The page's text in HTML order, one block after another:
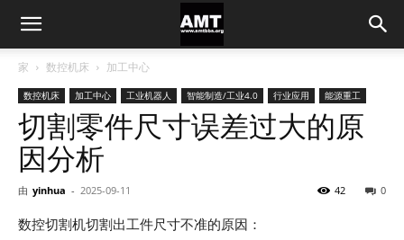
家 数控机床 加工中心
数控机床 加工中心 工业机器人 智能制造/工业4.0 行业应用 能源重工
切割零件尺寸误差过大的原
因分析
由 yinhua - 2025-09-11 0
42
数控切割机切割出工件尺寸不准的原因：